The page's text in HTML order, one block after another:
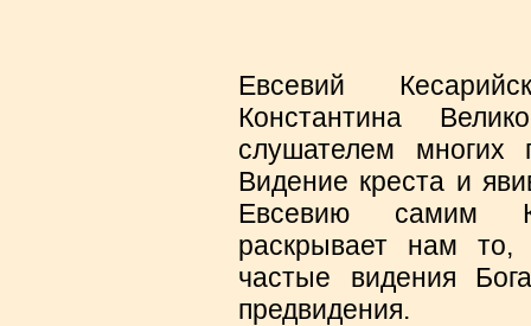
Евсевий
Константина
слушателем многих
Видение креста и
Евсевию самим
раскрывает нам то,
частые видения
предвидения.